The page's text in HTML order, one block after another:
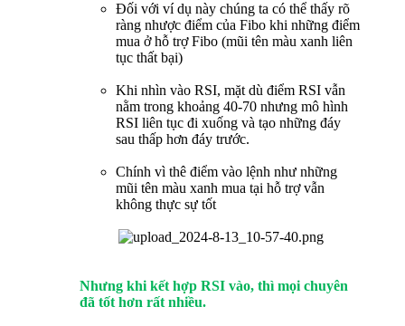
Đối với ví dụ này chúng ta có thể thấy rõ
ràng nhược điểm của Fibo khi những điểm
mua ở hỗ trợ Fibo (mũi tên màu xanh liên
tục thất bại)
Khi nhìn vào RSI, mặt dù điểm RSI vẫn
nằm trong khoảng 40-70 nhưng mô hình
RSI liên tục đi xuống và tạo những đáy
sau thấp hơn đáy trước.
Chính vì thê điểm vào lệnh như những
mũi tên màu xanh mua tại hỗ trợ vẫn
không thực sự tốt
Nhưng khi kết hợp RSI vào, thì mọi chuyên
đã tốt hơn rất nhiều.